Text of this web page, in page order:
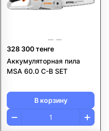
328 300 тенге
Аккумуляторная пила
MSA 60.0 C-B SET
В корзину